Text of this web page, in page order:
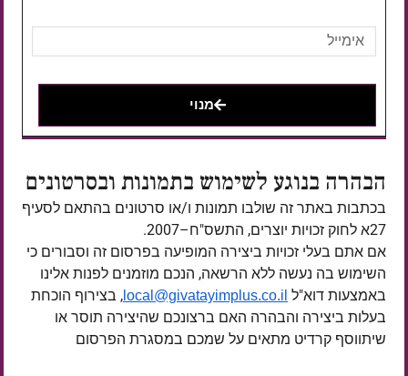
מנוי
הבהרה בנוגע לשימוש בתמונות ובסרטונים
בכתבות באתר זה שולבו תמונות ו/או סרטונים בהתאם לסעיף
27א לחוק זכויות יוצרים, התשס"ח–2007.
אם אתם בעלי זכויות ביצירה המופיעה בפרסום זה וסבורים כי
השימוש בה נעשה ללא הרשאה, הנכם מוזמנים לפנות אלינו
באמצעות דוא"ל local@givatayimplus.co.il , בצירוף הוכחת
בעלות ביצירה והבהרה האם ברצונכם שהיצירה תוסר או
שיתווסף קרדיט מתאים על שמכם במסגרת הפרסום